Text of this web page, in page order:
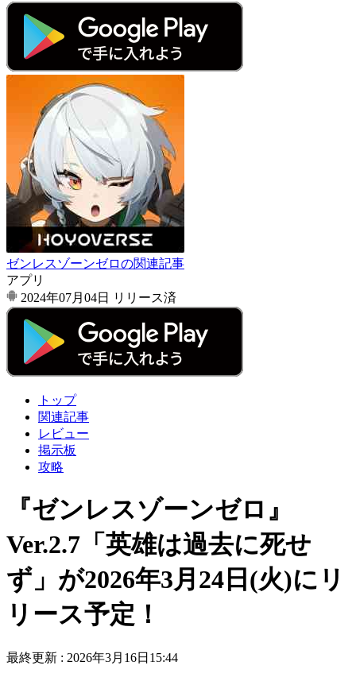
ゼンレスゾーンゼロの関連記事
アプリ
2024年07月04日
リリース済
トップ
関連記事
レビュー
掲示板
攻略
『ゼンレスゾーンゼロ』
Ver.2.7「英雄は過去に死せ
ず」が2026年3月24日(火)にリ
リース予定！
最終更新 : 2026年3月16日15:44